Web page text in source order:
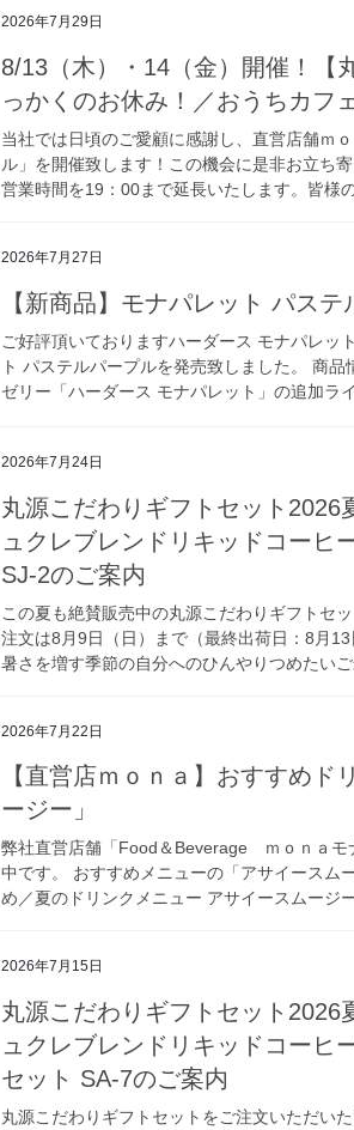
2026年7月29日
8/13（木）・14（金）開催！【
っかくのお休み！／おうちカフ
当社では日頃のご愛顧に感謝し、直営店舗ｍ
ル」を開催致します！この機会に是非お立ち
営業時間を19：00まで延長いたします。皆様
2026年7月27日
【新商品】モナパレット パステ
ご好評頂いておりますハーダース モナパレッ
ト パステルパープルを発売致しました。 商
ゼリー「ハーダース モナパレット」の追加ラ
2026年7月24日
丸源こだわりギフトセット2026
ュクレブレンドリキッドコーヒ
SJ-2のご案内
この夏も絶賛販売中の丸源こだわりギフトセ
注文は8月9日（日）まで（最終出荷日：8月
暑さを増す季節の自分へのひんやりつめたい
2026年7月22日
【直営店ｍｏｎａ】おすすめド
ージー」
弊社直営店舗「Food＆Beverage ｍｏｎａモ
中です。 おすすめメニューの「アサイースム
め／夏のドリンクメニュー アサイースムージ
2026年7月15日
丸源こだわりギフトセット2026
ュクレブレンドリキッドコーヒ
セット SA-7のご案内
丸源こだわりギフトセットをご注文いただい